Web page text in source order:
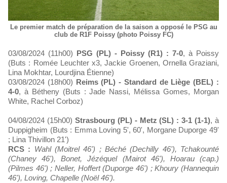
Le premier match de préparation de la saison a opposé le PSG au
club de R1F Poissy (photo Poissy FC)
03/08/2024 (11h00) PSG (PL) - Poissy (R1) : 7-0, à Poissy
(Buts : Romée Leuchter x3, Jackie Groenen, Ornella Graziani,
Lina Mokhtar, Lourdjina Étienne)
03/08/2024 (18h00) Reims (PL) - Standard de Liège (BEL) :
4-0, à Bétheny (Buts : Jade Nassi, Mélissa Gomes, Morgan
White, Rachel Corboz)
04/08/2024 (15h00) Strasbourg (PL) - Metz (SL) : 3-1 (1-1), à
Duppigheim (Buts : Emma Loving 5', 60', Morgane Duporge 49'
; Lina Thivillon 21')
RCS : Wahl (Moitrel 46') ; Béché (Dechilly 46'), Tchakounté
(Chaney 46'), Bonet, Jézéquel (Mairot 46'), Hoarau (cap.)
(Pilmes 46') ; Neller, Hoffert (Duporge 46') ; Khoury (Hannequin
46'), Loving, Chapelle (Noël 46').